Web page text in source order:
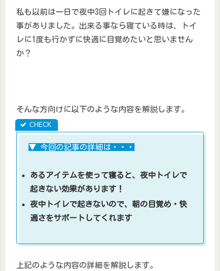
私も以前は一日で夜中3回トイレに起きて嫌になった
事がありました。出来る事なら寝ている時は、トイ
レに1度も行かずに快適に目覚めたいと思いません
か？
そんな方向けに以下のような内容を解説します。
▼ 今回の記事の詳細は・・・
あるアイテムを使って寝ると、夜中トイレで
起きない効果があります！
夜中トイレで起きないので、朝の目覚め・快
適さをサポートしてくれます
上記のような内容の詳細を解説します。